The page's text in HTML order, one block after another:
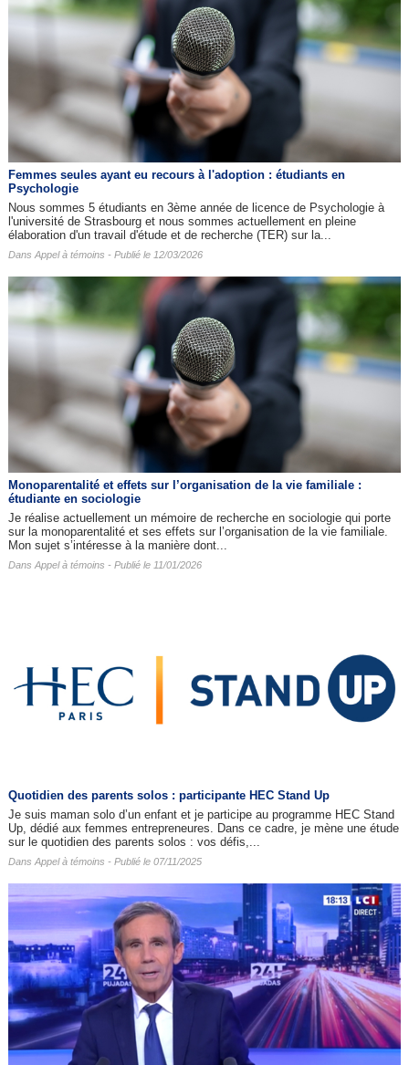
Femmes seules ayant eu recours à l'adoption : étudiants en
Psychologie
Nous sommes 5 étudiants en 3ème année de licence de Psychologie à
l'université de Strasbourg et nous sommes actuellement en pleine
élaboration d'un travail d'étude et de recherche (TER) sur la...
Dans Appel à témoins - Publié le 12/03/2026
Monoparentalité et effets sur l’organisation de la vie familiale :
étudiante en sociologie
Je réalise actuellement un mémoire de recherche en sociologie qui porte
sur la monoparentalité et ses effets sur l’organisation de la vie familiale.
Mon sujet s’intéresse à la manière dont...
Dans Appel à témoins - Publié le 11/01/2026
Quotidien des parents solos : participante HEC Stand Up
Je suis maman solo d’un enfant et je participe au programme HEC Stand
Up, dédié aux femmes entrepreneures. Dans ce cadre, je mène une étude
sur le quotidien des parents solos : vos défis,...
Dans Appel à témoins - Publié le 07/11/2025